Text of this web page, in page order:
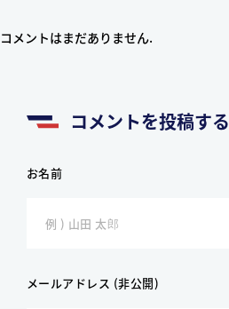
コメントはまだありません.
コメントを投稿する
お名前
メールアドレス (非公開)